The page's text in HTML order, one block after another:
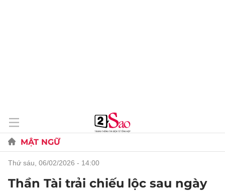
MẬT NGỮ
thứ sáu, 06/02/2026 - 14:00
Thần Tài trải chiếu lộc sau ngày